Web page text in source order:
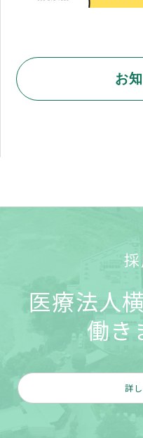
お
医療法人
働き
詳